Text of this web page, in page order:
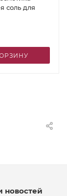
соль для
новостей